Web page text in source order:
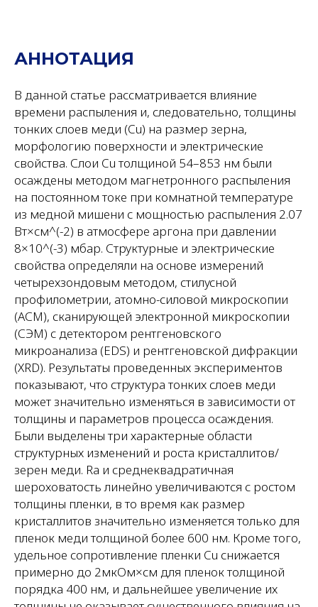
АННОТАЦИЯ
В данной статье рассматривается влияние
времени распыления и, следовательно, толщины
тонких слоев меди (Cu) на размер зерна,
морфологию поверхности и электрические
свойства. Слои Cu толщиной 54–853 нм были
осаждены методом магнетронного распыления
на постоянном токе при комнатной температуре
из медной мишени с мощностью распыления 2.07
Вт×см^(-2) в атмосфере аргона при давлении
8×10^(-3) мбар. Структурные и электрические
свойства определяли на основе измерений
четырехзондовым методом, стилусной
профилометрии, атомно-силовой микроскопии
(АСМ), сканирующей электронной микроскопии
(СЭМ) с детектором рентгеновского
микроанализа (EDS) и рентгеновской дифракции
(XRD). Результаты проведенных экспериментов
показывают, что структура тонких слоев меди
может значительно изменяться в зависимости от
толщины и параметров процесса осаждения.
Были выделены три характерные области
структурных изменений и роста кристаллитов/
зерен меди. Ra и среднеквадратичная
шероховатость линейно увеличиваются с ростом
толщины пленки, в то время как размер
кристаллитов значительно изменяется только для
пленок меди толщиной более 600 нм. Кроме того,
удельное сопротивление пленки Cu снижается
примерно до 2мкОм×см для пленок толщиной
порядка 400 нм, и дальнейшее увеличение их